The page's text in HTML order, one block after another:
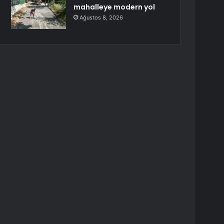
mahalleye modern yol
Ağustos 8, 2026